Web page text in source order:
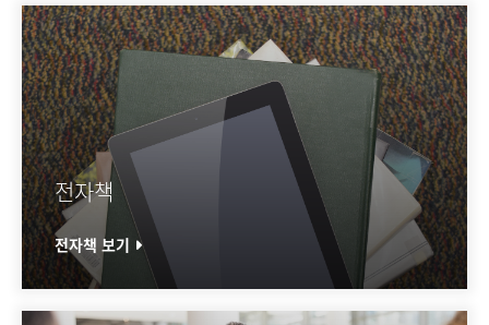
전자책
전자책 보기